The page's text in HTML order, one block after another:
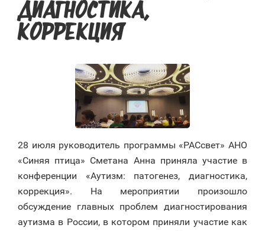
ДИАГНОСТИКА,
КОРРЕКЦИЯ»
28 июля руководитель программы «РАСсвет» АНО
«Синяя птица» Сметана Анна приняла участие в
конференции «Аутизм: патогенез, диагностика,
коррекция». На мероприятии произошло
обсуждение главных проблем диагностирования
аутизма в России, в котором приняли участие как